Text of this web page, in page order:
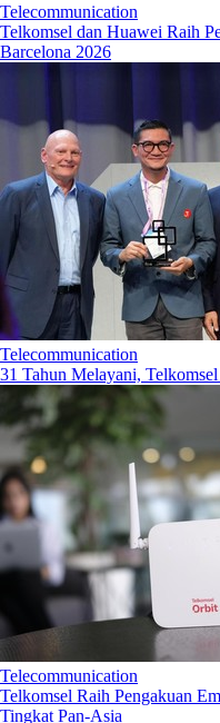
Telecommunication
Telkomsel dan Huawei Raih
Barcelona 2026
Telecommunication
31 Tahun Melayani,
Telecommunication
Telkomsel Raih Pengakuan
Tingkat Pan-Asia